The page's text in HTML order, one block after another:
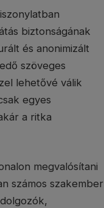
biztonságának
és anonimizált
szöveges
lehetővé válik
egyes
a ritka
megvalósítani
számos szakember